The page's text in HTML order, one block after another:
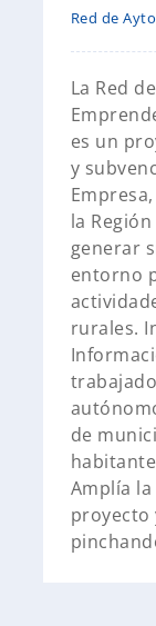
Red de
La Red
es un
y
la
generar
entorno
rurales.
de
Amplía
proyecto